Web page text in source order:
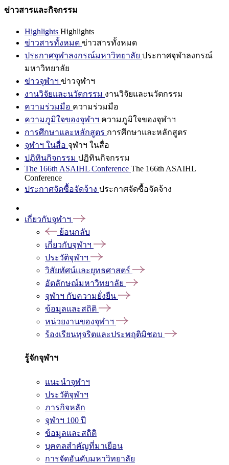
ข่าวสารและกิจกรรม
Highlights Highlights
ข่าวสารทั้งหมด ข่าวสารทั้งหมด
ประกาศจุฬาลงกรณ์มหาวิทยาลัย ประกาศจุฬาลงกรณ์
มหาวิทยาลัย
ข่าวจุฬาฯ ข่าวจุฬาฯ
งานวิจัยและนวัตกรรม งานวิจัยและนวัตกรรม
ความร่วมมือ ความร่วมมือ
ความภูมิใจของจุฬาฯ ความภูมิใจของจุฬาฯ
การศึกษาและหลักสูตร การศึกษาและหลักสูตร
จุฬาฯ ในสื่อ จุฬาฯ ในสื่อ
ปฏิทินกิจกรรม ปฏิทินกิจกรรม
The 166th ASAIHL Conference The 166th ASAIHL
Conference
ประกาศจัดซื้อจัดจ้าง ประกาศจัดซื้อจัดจ้าง
เกี่ยวกับจุฬาฯ
ย้อนกลับ
เกี่ยวกับจุฬาฯ
ประวัติจุฬาฯ
วิสัยทัศน์และยุทธศาสตร์
อัตลักษณ์มหาวิทยาลัย
จุฬาฯ กับความยั่งยืน
ข้อมูลและสถิติ
หน่วยงานของจุฬาฯ
ร้องเรียนทุจริตและประพฤติมิชอบ
รู้จักจุฬาฯ
แนะนำจุฬาฯ
ประวัติจุฬาฯ
ภารกิจหลัก
จุฬาฯ 100 ปี
ข้อมูลและสถิติ
บุคคลสำคัญที่มาเยือน
การจัดอันดับมหาวิทยาลัย